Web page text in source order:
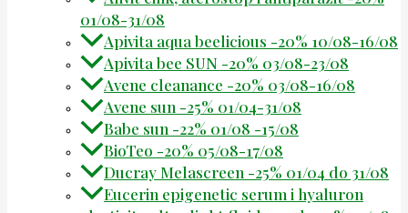
01/08-31/08
Apivita aqua beelicious -20% 10/08-16/08
Apivita bee SUN -20% 03/08-23/08
Avene cleanance -20% 03/08-16/08
Avene sun -25% 01/04-31/08
Babe sun -22% 01/08 -15/08
BioTeo -20% 05/08-17/08
Ducray Melascreen -25% 01/04 do 31/08
Eucerin epigenetic serum i hyaluron